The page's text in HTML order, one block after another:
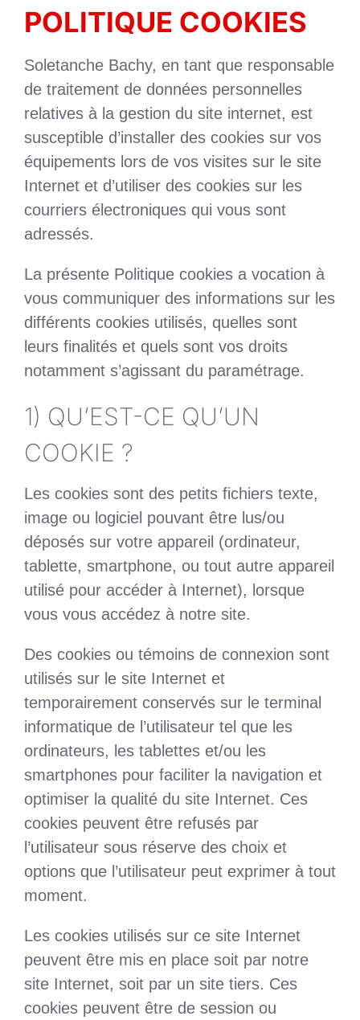
POLITIQUE COOKIES
Soletanche Bachy, en tant que responsable
de traitement de données personnelles
relatives à la gestion du site internet, est
susceptible d’installer des cookies sur vos
équipements lors de vos visites sur le site
Internet et d’utiliser des cookies sur les
courriers électroniques qui vous sont
adressés.
La présente Politique cookies a vocation à
vous communiquer des informations sur les
différents cookies utilisés, quelles sont
leurs finalités et quels sont vos droits
notamment s’agissant du paramétrage.
1) QU’EST-CE QU’UN
COOKIE ?
Les cookies sont des petits fichiers texte,
image ou logiciel pouvant être lus/ou
déposés sur votre appareil (ordinateur,
tablette, smartphone, ou tout autre appareil
utilisé pour accéder à Internet), lorsque
vous vous accédez à notre site.
Des cookies ou témoins de connexion sont
utilisés sur le site Internet et
temporairement conservés sur le terminal
informatique de l’utilisateur tel que les
ordinateurs, les tablettes et/ou les
smartphones pour faciliter la navigation et
optimiser la qualité du site Internet. Ces
cookies peuvent être refusés par
l’utilisateur sous réserve des choix et
options que l’utilisateur peut exprimer à tout
moment.
Les cookies utilisés sur ce site Internet
peuvent être mis en place soit par notre
site Internet, soit par un site tiers. Ces
cookies peuvent être de session ou